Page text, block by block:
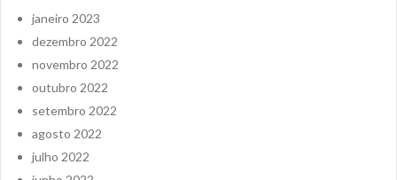
janeiro 2023
dezembro 2022
novembro 2022
outubro 2022
setembro 2022
agosto 2022
julho 2022